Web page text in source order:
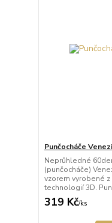
Punčocháče
Neprůhledné
(punčocháče)
vzorem vyrobené
technologií 3D.
319 Kč/ks